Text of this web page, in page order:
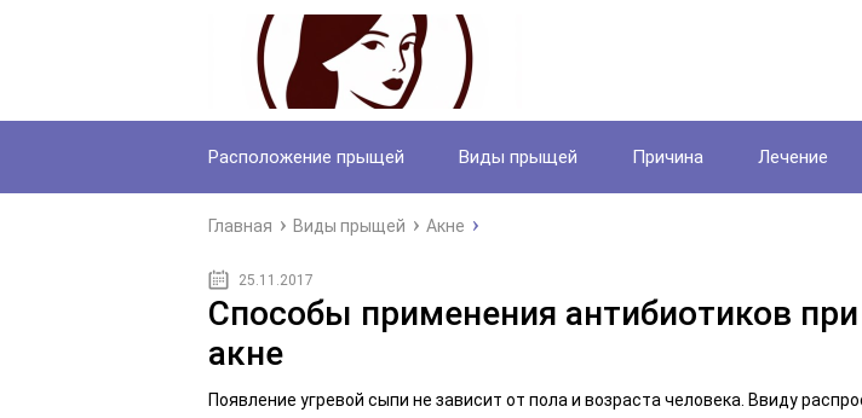
Расположение прыщей Виды прыщей Причина Лечение
Главная Виды прыщей Акне
25.11.2017
Способы применения антибиотиков
акне
Появление угревой сыпи не зависит от пола и возраста человека. Ввиду